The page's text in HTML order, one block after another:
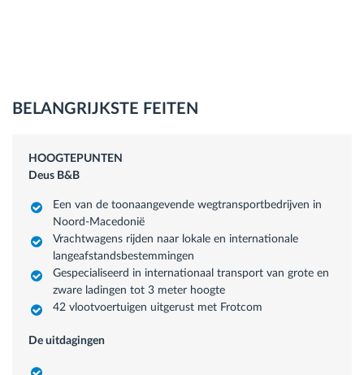
BELANGRIJKSTE FEITEN
HOOGTEPUNTEN
Deus B&B
Een van de toonaangevende wegtransportbedrijven in
Noord-Macedonië
Vrachtwagens rijden naar lokale en internationale
langeafstandsbestemmingen
Gespecialiseerd in internationaal transport van grote en
zware ladingen tot 3 meter hoogte
42 vlootvoertuigen uitgerust met Frotcom
De uitdagingen